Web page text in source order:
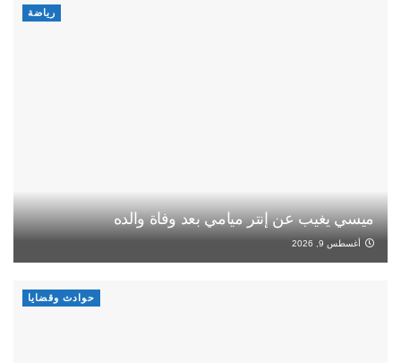
رياضة
ميسي يغيب عن إنتر ميامي بعد وفاة والده
أغسطس 9, 2026
حوادث وقضايا